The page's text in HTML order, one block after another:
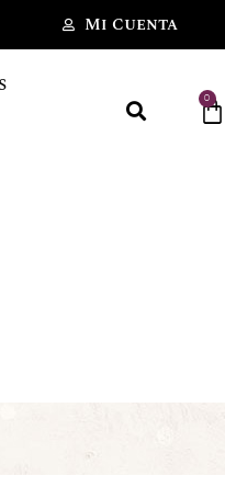
Mi Cuenta
0